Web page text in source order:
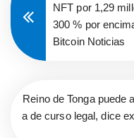
NFT por 1,29
300 % por
Bitcoin Noticias
Reino de Tonga puede
a de curso legal, dice